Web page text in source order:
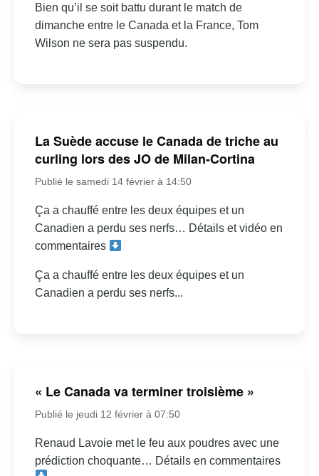
Bien qu’il se soit battu durant le match de
dimanche entre le Canada et la France, Tom
Wilson ne sera pas suspendu.
La Suède accuse le Canada de triche au
curling lors des JO de Milan-Cortina
Publié le samedi 14 février à 14:50
Ça a chauffé entre les deux équipes et un
Canadien a perdu ses nerfs… Détails et vidéo en
commentaires
Ça a chauffé entre les deux équipes et un
Canadien a perdu ses nerfs...
« Le Canada va terminer troisième »
Publié le jeudi 12 février à 07:50
Renaud Lavoie met le feu aux poudres avec une
prédiction choquante… Détails en commentaires